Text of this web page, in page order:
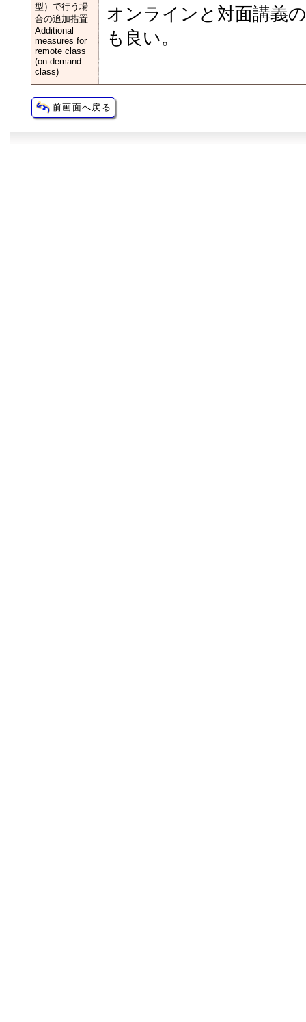
型）で行う場
合の追加措置
Additional
measures for
remote class
(on-demand
class)
オンラインと対面講義
も良い。